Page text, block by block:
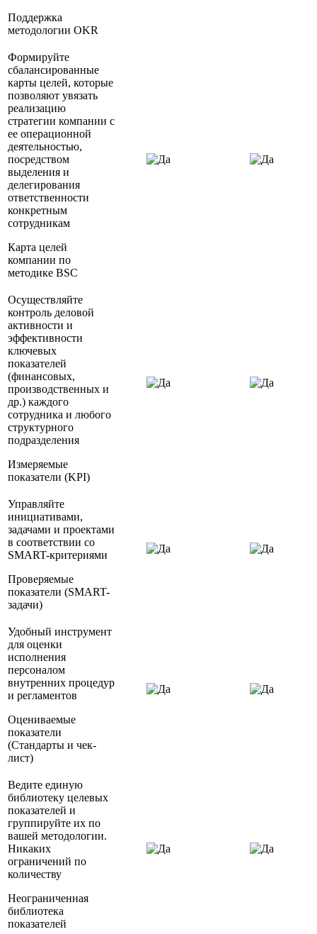
Поддержка
методологии OKR
Формируйте
сбалансированные
карты целей, которые
позволяют увязать
реализацию
стратегии компании с
ее операционной
деятельностью,
посредством
выделения и
делегирования
ответственности
конкретным
сотрудникам
Карта целей
компании по
методике BSC
Осуществляйте
контроль деловой
активности и
эффективности
ключевых
показателей
(финансовых,
производственных и
др.) каждого
сотрудника и любого
структурного
подразделения
Измеряемые
показатели (KPI)
Управляйте
инициативами,
задачами и проектами
в соответствии со
SMART-критериями
Проверяемые
показатели (SMART-
задачи)
Удобный инструмент
для оценки
исполнения
персоналом
внутренних процедур
и регламентов
Оцениваемые
показатели
(Стандарты и чек-
лист)
Ведите единую
библиотеку целевых
показателей и
группируйте их по
вашей методологии.
Никаких
ограничений по
количеству
Неограниченная
библиотека
показателей